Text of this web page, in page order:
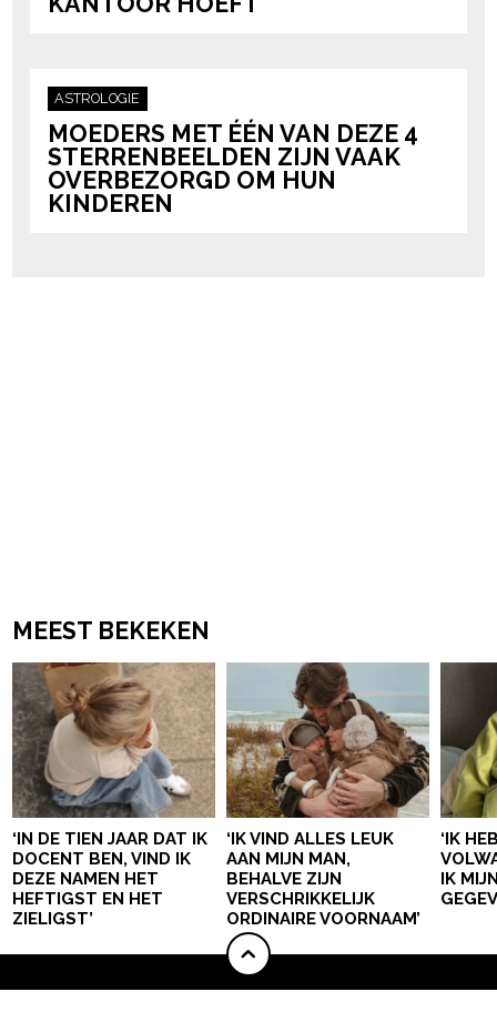
ASTROLOGIE
MOEDERS MET ÉÉN VAN DEZE 4
STERRENBEELDEN ZIJN VAAK
OVERBEZORGD OM HUN
KINDEREN
MEEST BEKEKEN
‘IN DE TIEN JAAR DAT IK
DOCENT BEN, VIND IK
DEZE NAMEN HET
HEFTIGST EN HET
ZIELIGST’
‘IK VIND ALLES LEUK
AAN MIJN MAN,
BEHALVE ZIJN
VERSCHRIKKELIJK
ORDINAIRE VOORNAAM’
‘IK
IK